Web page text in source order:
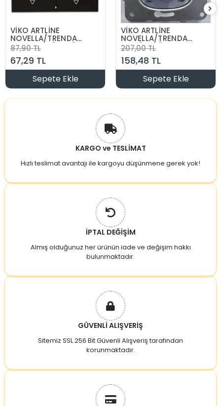
VİKO ARTLİNE
NOVELLA/TRENDA
SİYAH KOMÜTATÖR
VAVİEN DÜĞME
87,90 TL
67,29 TL
Sepete Ekle
VİKO ARTLİNE
NOVELLA/TRENDA
KOMÜTATÖR VAVİEN
ALTLIK
207,00 TL
158,48 TL
Sepete Ekle
KARGO ve TESLİMAT
Hızlı teslimat avantajı ile kargoyu düşünmene gerek yok!
İPTAL DEĞİŞİM
Almış olduğunuz her ürünün iade ve değişim hakkı
bulunmaktadır.
GÜVENLİ ALIŞVERİŞ
Sitemiz SSL 256 Bit Güvenli Alışveriş tarafından
korunmaktadır.